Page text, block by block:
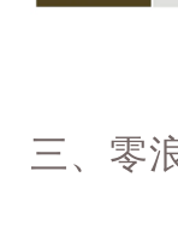
三、零